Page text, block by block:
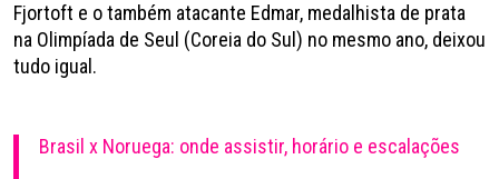
Fjortoft e o também atacante Edmar, medalhista de prata
na Olimpíada de Seul (Coreia do Sul) no mesmo ano, deixou
tudo igual.
Brasil x Noruega: onde assistir, horário e escalações